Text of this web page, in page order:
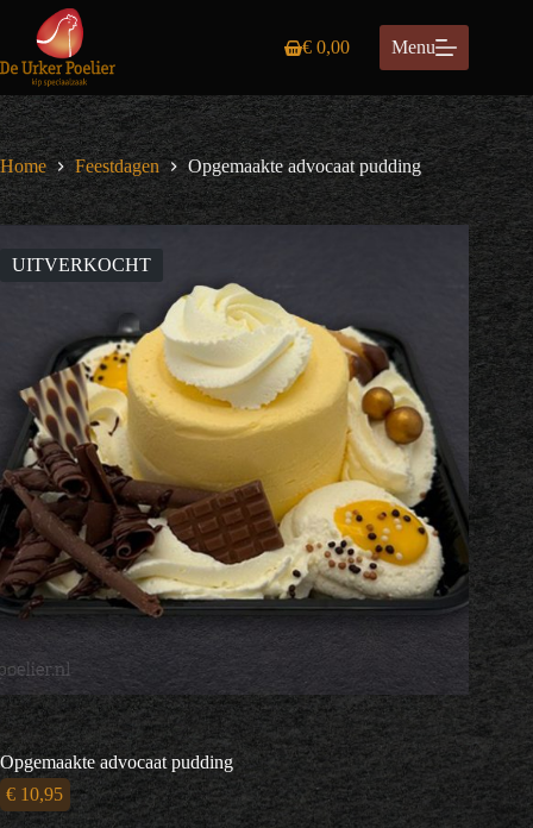
inhoud
Winkelwagen
€ 0,00 Menu
Home Feestdagen Opgemaakte advocaat pudding
UITVERKOCHT
Opgemaakte advocaat pudding
€ 10,95